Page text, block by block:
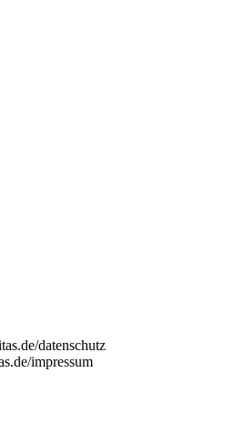
datenschutz
impressum